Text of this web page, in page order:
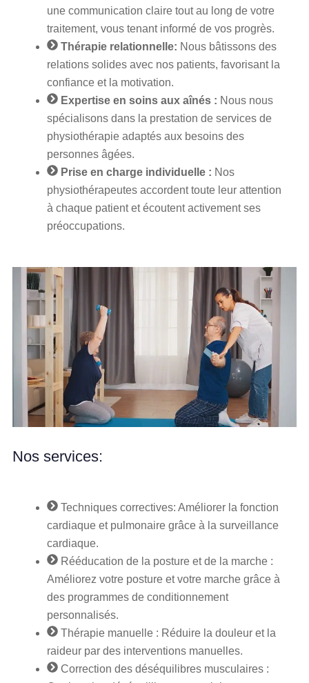
une communication claire tout au long de votre
traitement, vous tenant informé de vos progrès.
Thérapie relationnelle: Nous bâtissons des
relations solides avec nos patients, favorisant la
confiance et la motivation.
Expertise en soins aux aînés : Nous nous
spécialisons dans la prestation de services de
physiothérapie adaptés aux besoins des
personnes âgées.
Prise en charge individuelle : Nos
physiothérapeutes accordent toute leur attention
à chaque patient et écoutent activement ses
préoccupations.
Nos services:
Techniques correctives: Améliorer la fonction
cardiaque et pulmonaire grâce à la surveillance
cardiaque.
Rééducation de la posture et de la marche :
Améliorez votre posture et votre marche grâce à
des programmes de conditionnement
personnalisés.
Thérapie manuelle : Réduire la douleur et la
raideur par des interventions manuelles.
Correction des déséquilibres musculaires :